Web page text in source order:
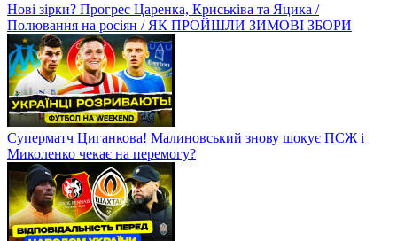
Нові зірки? Прогрес Царенка, Криськіва та Яцика /
Полювання на росіян / ЯК ПРОЙШЛИ ЗИМОВІ ЗБОРИ
Суперматч Циганкова! Малиновський знову шокує ПСЖ і
Миколенко чекає на перемогу?